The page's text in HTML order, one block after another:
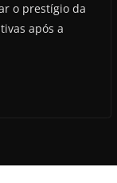
o prestígio da
após a